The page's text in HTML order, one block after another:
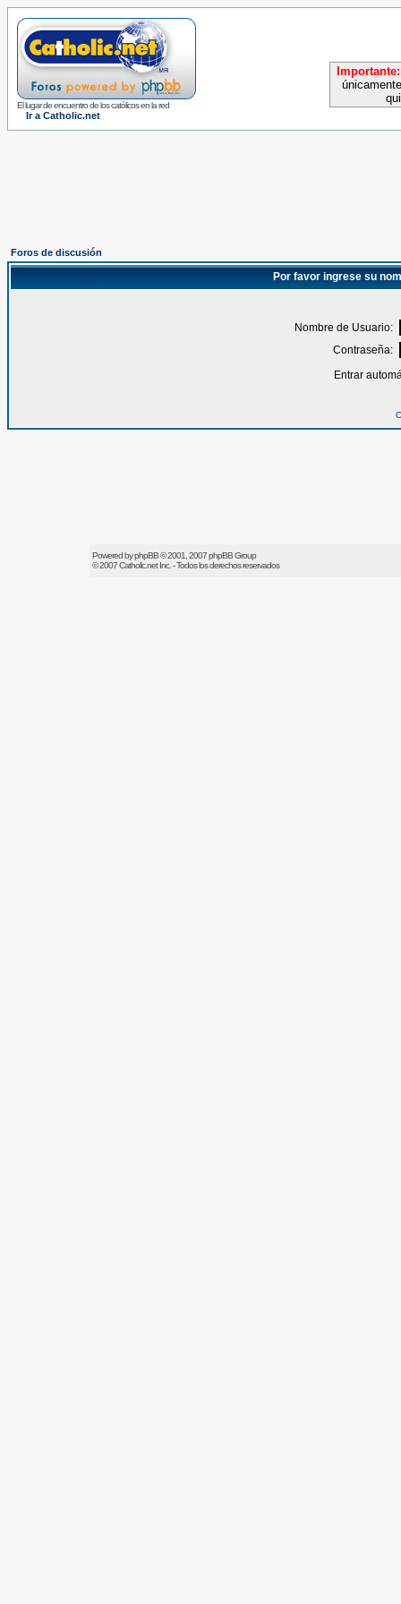
El lugar de encuentro de los católicos en la red
Ir a Catholic.net
Importante:
Foros de discusión
Por favor ingrese su
Nombre de Usuario:
Contraseña:
Entrar
Powered byphpBB© 2001, 2007 phpBB Group
© 2007Catholic.netInc. - Todos los derechos reservados